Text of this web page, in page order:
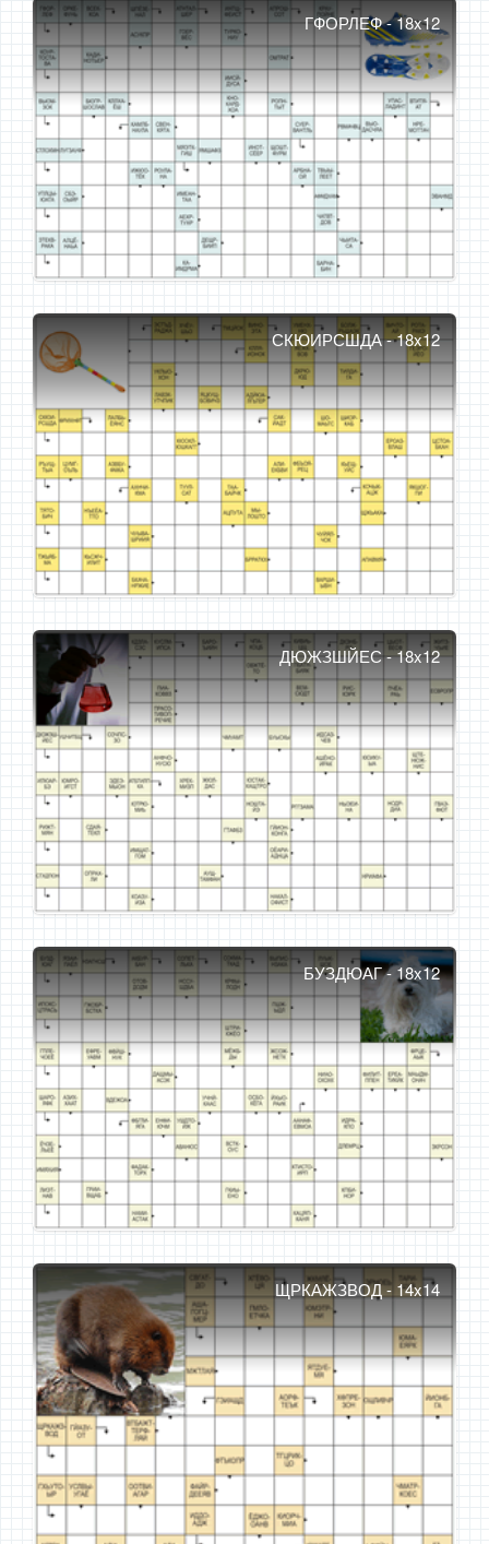
ГФОРЛЕФ - 18x12
СКЮИРСШДА - 18x12
ДЮЖЗШЙЕС - 18x12
БУЗДЮАГ - 18x12
ЩРКАЖЗВОД - 14x14